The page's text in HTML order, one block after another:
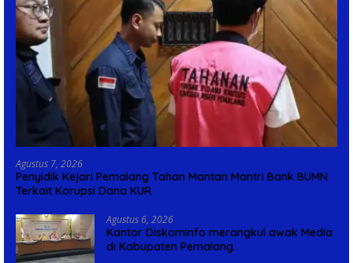
Agustus 7, 2026
Penyidik Kejari Pemalang Tahan Mantan Mantri Bank BUMN
Terkait Korupsi Dana KUR
Agustus 6, 2026
Kantor Diskominfo merangkul awak Media
di Kabupaten Pemalang.